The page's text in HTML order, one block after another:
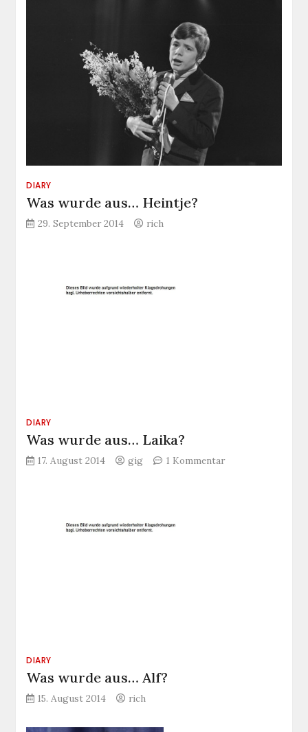
DIARY
Was wurde aus… Heintje?
29. September 2014 rich
DIARY
Was wurde aus… Laika?
17. August 2014 gig 1 Kommentarzu
DIARY
Was wurde aus… Alf?
15. August 2014 rich